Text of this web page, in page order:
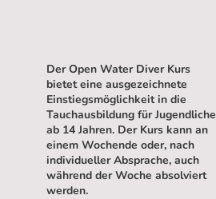
Der Open Water Diver Kurs
bietet eine ausgezeichnete
Einstiegsmöglichkeit in die
Tauchausbildung für Jugendliche
ab 14 Jahren. Der Kurs kann an
einem Wochende oder, nach
individueller Absprache, auch
während der Woche absolviert
werden.